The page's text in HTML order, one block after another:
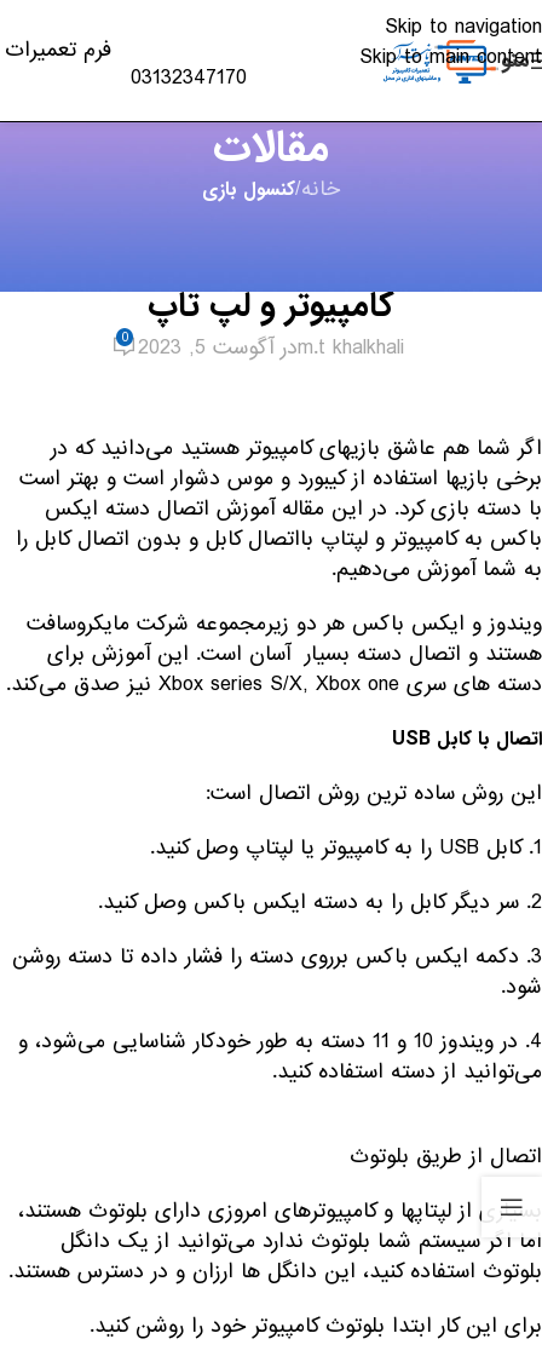
Skip to navigation
Skip to main content
منو
03132347170
فرم تعمیرات
مقالات
خانه/کنسول بازی
کامپیوتر و لپ تاپ
m.t khalkhaliدر آگوست 5, 2023 0
اگر شما هم عاشق بازیهای کامپیوتر هستید می‌دانید که در
برخی بازیها استفاده از کیبورد و موس دشوار است و بهتر است
با دسته بازی کرد. در این مقاله آموزش اتصال دسته ایکس
باکس به کامپیوتر و لپتاپ بااتصال کابل و بدون اتصال کابل را
به شما آموزش می‌دهیم.
ویندوز و ایکس باکس هر دو زیرمجموعه شرکت مایکروسافت
هستند و اتصال دسته بسیار آسان است. این آموزش برای
دسته های سری Xbox series S/X, Xbox one نیز صدق می‌کند.
اتصال با کابل USB
این روش ساده ترین روش اتصال است:
1. کابل USB را به کامپیوتر یا لپتاپ وصل کنید.
2. سر دیگر کابل را به دسته ایکس باکس وصل کنید.
3. دکمه ایکس باکس برروی دسته را فشار داده تا دسته روشن
شود.
4. در ویندوز 10 و 11 دسته به طور خودکار شناسایی می‌شود، و
می‌توانید از دسته استفاده کنید.
اتصال از طریق بلوتوث
بسیاری از لپتاپها و کامپیوترهای امروزی دارای بلوتوث هستند،
اما اگر سیستم شما بلوتوث ندارد می‌توانید از یک دانگل
بلوتوث استفاده کنید، این دانگل ها ارزان و در دسترس هستند.
برای این کار ابتدا بلوتوث کامپیوتر خود را روشن کنید.